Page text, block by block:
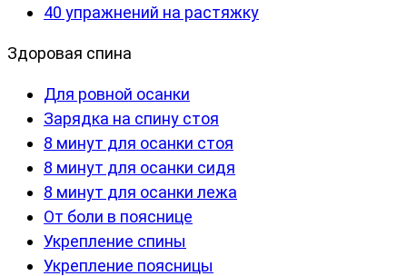
40 упражнений на растяжку
Здоровая спина
Для ровной осанки
Зарядка на спину стоя
8 минут для осанки стоя
8 минут для осанки сидя
8 минут для осанки лежа
От боли в пояснице
Укрепление спины
Укрепление поясницы